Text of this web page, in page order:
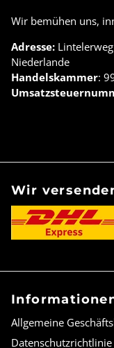
Wir bemühen uns,
Adresse:
Niederlande
Handelskammer:
Wir
Allgemeine
Datenschutzrichtlinie